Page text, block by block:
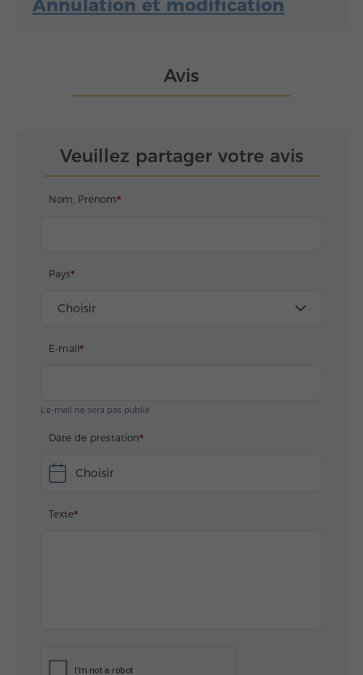
Annulation et modification
Avis
Veuillez partager votre avis
Nom, Prénom
Pays
Choisir
E-mail
L'e-mail ne sera pas publié
Date de prestation
Choisir
Texte